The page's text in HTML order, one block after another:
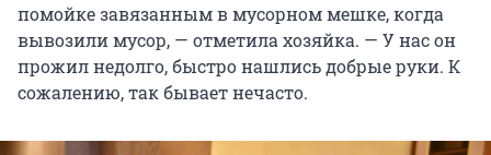
помойке завязанным в мусорном мешке, когда
вывозили мусор, — отметила хозяйка. — У нас он
прожил недолго, быстро нашлись добрые руки. К
сожалению, так бывает нечасто.